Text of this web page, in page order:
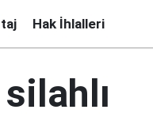
Hak İhlalleri